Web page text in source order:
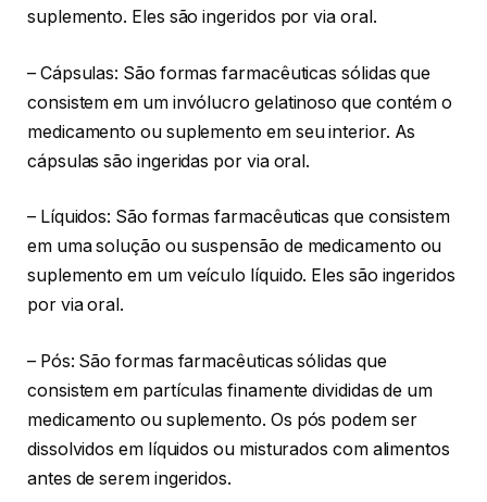
suplemento. Eles são ingeridos por via oral.
– Cápsulas: São formas farmacêuticas sólidas que
consistem em um invólucro gelatinoso que contém o
medicamento ou suplemento em seu interior. As
cápsulas são ingeridas por via oral.
– Líquidos: São formas farmacêuticas que consistem
em uma solução ou suspensão de medicamento ou
suplemento em um veículo líquido. Eles são ingeridos
por via oral.
– Pós: São formas farmacêuticas sólidas que
consistem em partículas finamente divididas de um
medicamento ou suplemento. Os pós podem ser
dissolvidos em líquidos ou misturados com alimentos
antes de serem ingeridos.